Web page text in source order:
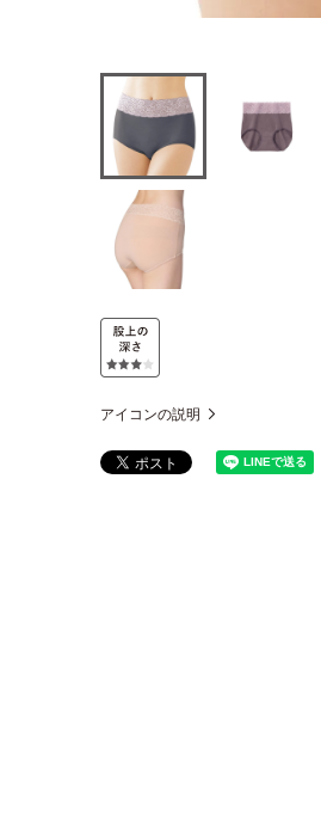
アイコンの説明